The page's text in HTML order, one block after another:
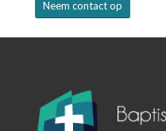
Neem contact op